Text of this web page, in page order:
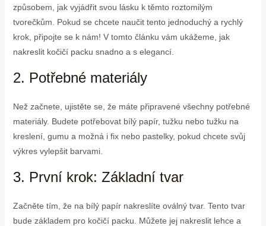
způsobem, jak vyjádřit svou lásku k těmto roztomilým
tvorečkům. Pokud se chcete naučit tento jednoduchý a rychlý
krok, připojte se k nám! V tomto článku vám ukážeme, jak
nakreslit kočičí packu snadno a s elegancí.
2. Potřebné materiály
Než začnete, ujistěte se, že máte připravené všechny potřebné
materiály. Budete potřebovat bílý papír, tužku nebo tužku na
kreslení, gumu a možná i fix nebo pastelky, pokud chcete svůj
výkres vylepšit barvami.
3. První krok: Základní tvar
Začněte tím, že na bílý papír nakreslíte oválný tvar. Tento tvar
bude základem pro kočičí packu. Můžete jej nakreslit lehce a